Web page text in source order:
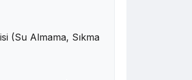
(Su Almama, Sıkma